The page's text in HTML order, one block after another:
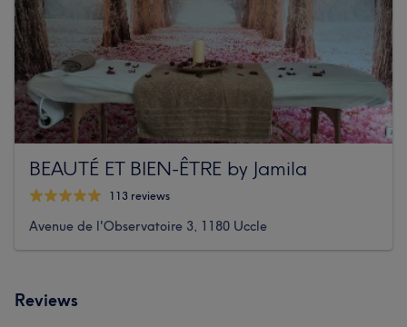
BEAUTÉ ET BIEN-ÊTRE by Jamila
113 reviews
Avenue de l'Observatoire 3, 1180 Uccle
Reviews